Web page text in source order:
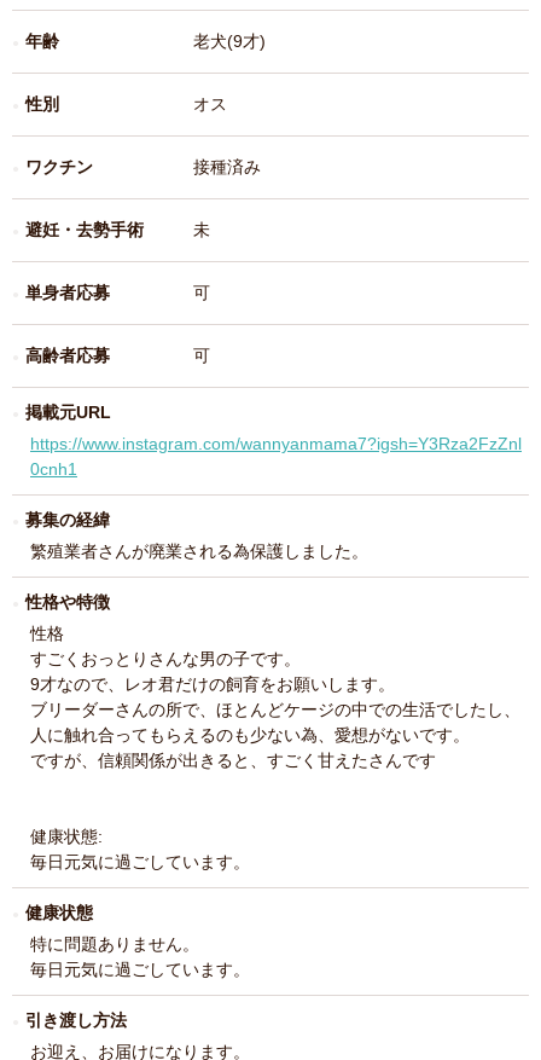
年齢 老犬(9才)
性別 オス
ワクチン 接種済み
避妊・去勢手術 未
単身者応募 可
高齢者応募 可
掲載元URL
https://www.instagram.com/wannyanmama7?igsh=Y3Rza2FzZnl
0cnh1
募集の経緯
繁殖業者さんが廃業される為保護しました。
性格や特徴
性格
すごくおっとりさんな男の子です。
9才なので、レオ君だけの飼育をお願いします。
ブリーダーさんの所で、ほとんどケージの中での生活でしたし、
人に触れ合ってもらえるのも少ない為、愛想がないです。
ですが、信頼関係が出きると、すごく甘えたさんです
健康状態:
毎日元気に過ごしています。
健康状態
特に問題ありません。
毎日元気に過ごしています。
引き渡し方法
お迎え、お届けになります。